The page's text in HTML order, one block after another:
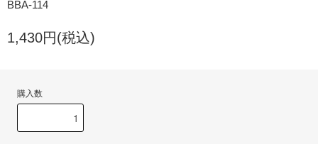
BBA-114
1,430円(税込)
購入数